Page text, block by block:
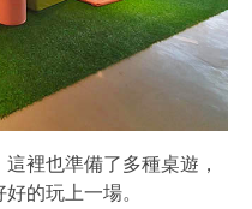
裡也準備了多種桌遊，
的玩上一場。